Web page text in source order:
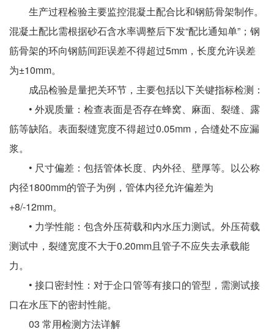
生产过程检验主要监控混凝土配合比和钢筋骨架制作。
混凝土配比需根据砂石含水率调整后下发“配比通知单”；钢
筋骨架的环向钢筋间距误差不得超过5mm，长度允许误差
为±10mm。
成品检验是量把关环节，主要包括以下关键指标检测：
• 外观质量：检查表面是否存在蜂窝、麻面、裂缝、露
筋等缺陷。表面裂缝宽度不得超过0.05mm，合缝处不应漏
浆。
• 尺寸偏差：包括管体长度、内外径、壁厚等。以公称
内径1800mm的管子为例，管体内径允许偏差为
+8/-12mm。
• 力学性能：包含外压荷载和内水压力测试。外压荷载
测试中，裂缝宽度不大于0.20mm且管子不应失去承载能
力。
• 接口密封性：对于企口管等有接口的管型，需测试接
口在水压下的密封性能。
03 常用检测方法详解